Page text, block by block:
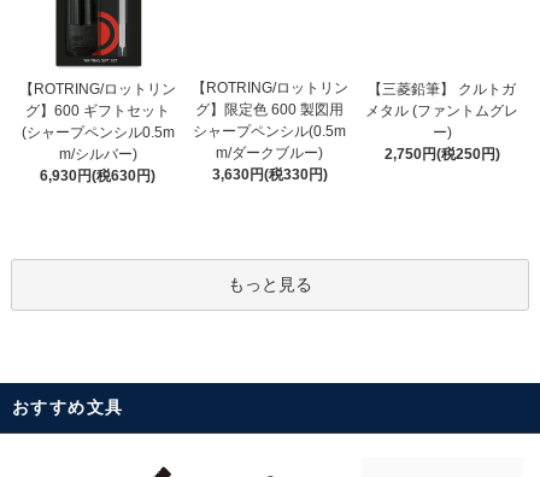
【ROTRING/ロットリン
グ】600 ギフトセット
(シャープペンシル0.5m
m/シルバー)
6,930円(税630円)
【ROTRING/ロットリン
グ】限定色 600 製図用
シャープペンシル(0.5m
m/ダークブルー)
3,630円(税330円)
【三菱鉛筆】 クルトガ
メタル (ファントムグレ
ー)
2,750円(税250円)
もっと見る
おすすめ文具